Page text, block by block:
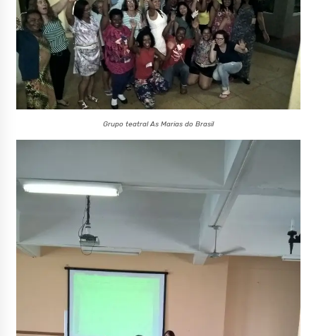
Grupo teatral As Marias do Brasil